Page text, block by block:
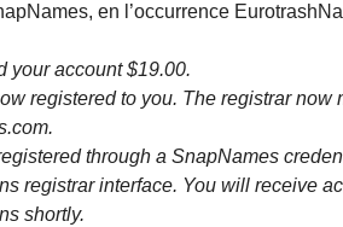
en l’occurrence
your account $19.00.
registered to you. The registrar now
through a SnapNames
registrar interface. You will receive
shortly.